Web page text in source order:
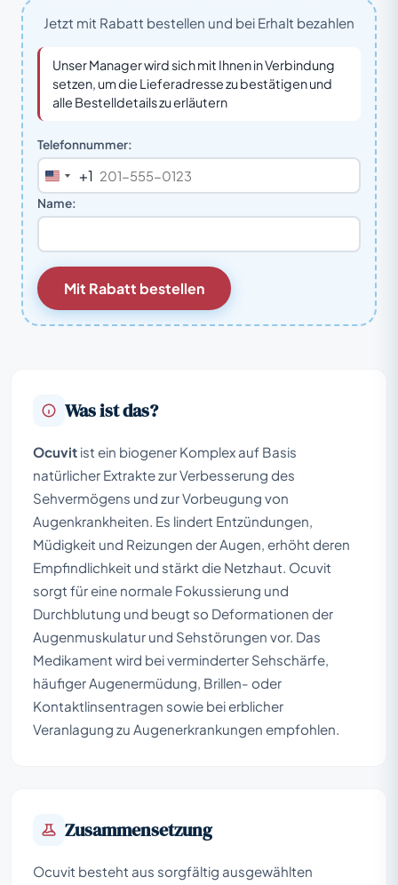
Jetzt mit Rabatt bestellen und bei Erhalt bezahlen
Unser Manager wird sich mit Ihnen in Verbindung
setzen, um die Lieferadresse zu bestätigen und
alle Bestelldetails zu erläutern
Telefonnummer:
United
States
+1
Name:
Mit Rabatt bestellen
Was ist das?
Ocuvit ist ein biogener Komplex auf Basis
natürlicher Extrakte zur Verbesserung des
Sehvermögens und zur Vorbeugung von
Augenkrankheiten. Es lindert Entzündungen,
Müdigkeit und Reizungen der Augen, erhöht deren
Empfindlichkeit und stärkt die Netzhaut. Ocuvit
sorgt für eine normale Fokussierung und
Durchblutung und beugt so Deformationen der
Augenmuskulatur und Sehstörungen vor. Das
Medikament wird bei verminderter Sehschärfe,
häufiger Augenermüdung, Brillen- oder
Kontaktlinsentragen sowie bei erblicher
Veranlagung zu Augenerkrankungen empfohlen.
Zusammensetzung
Ocuvit besteht aus sorgfältig ausgewählten